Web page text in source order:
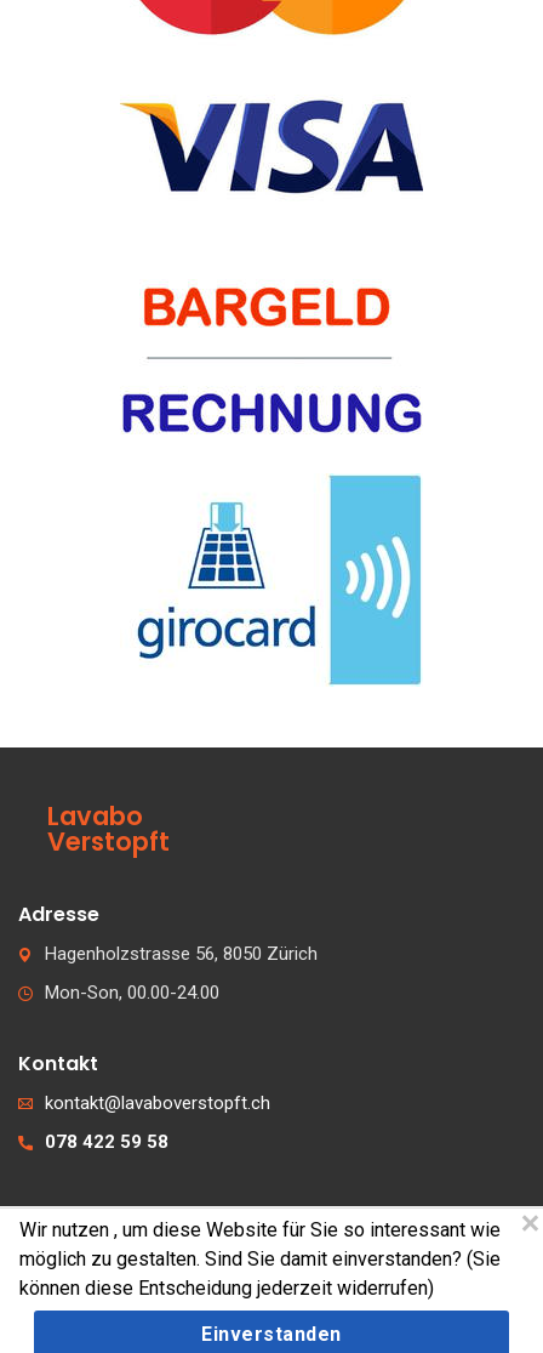
Lavabo
Verstopft
Adresse
Hagenholzstrasse 56, 8050 Zürich
Mon-Son, 00.00-24.00
Kontakt
kontakt@lavaboverstopft.ch
078 422 59 58
© 2026 lavaboverstopft.ch
Kontakt
Impressum
Cookies
Wir nutzen , um diese Website für Sie so interessant wie
möglich zu gestalten. Sind Sie damit einverstanden? (Sie
können diese Entscheidung jederzeit widerrufen)
Einverstanden